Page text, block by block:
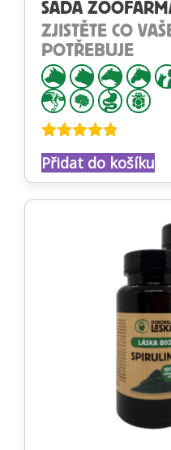
SADA
ZJISTĚTE CO
POTŘEBUJE
Hodnocení
4.74z 5
Přidat do košíku